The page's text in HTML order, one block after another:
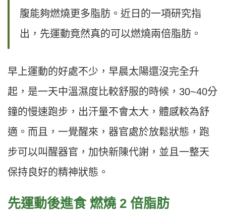
腹能夠燃燒更多脂肪。近日的一項研究指
出，先運動竟然真的可以燃燒兩倍脂肪。
早上運動的好處不少，早晨太陽還沒完全升
起，是一天中溫濕度比較舒服的時候，30~40分
鐘的慢速跑步，出汗量不會太大，體感較為舒
適。而且，一覺醒來，器官處於放鬆狀態，跑
步可以叫醒器官，加快新陳代謝，並且一整天
保持良好的精神狀態。
先運動後進食 燃燒 2 倍脂肪